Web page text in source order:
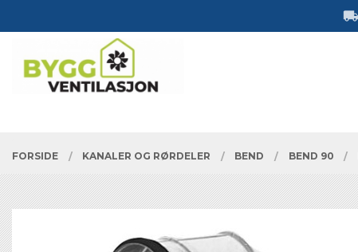
til
PRODUKTER
FORSIDE KANALER OG RØRDELER BEND BEND 90